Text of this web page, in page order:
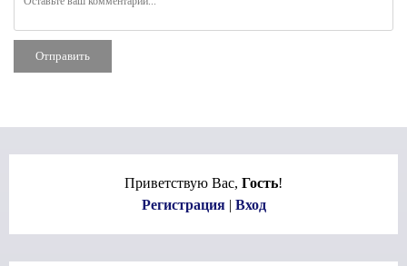
Отправить
Приветствую Вас, Гость!
Регистрация| Вход